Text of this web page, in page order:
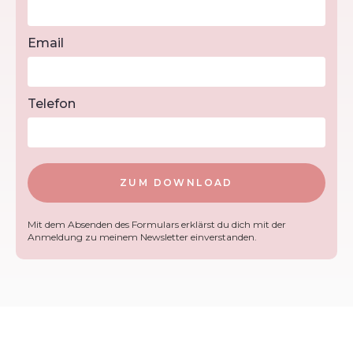
Email
Telefon
Mit dem Absenden des Formulars erklärst du dich mit der
Anmeldung zu meinem Newsletter einverstanden.